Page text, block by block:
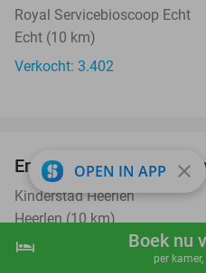
shopping_cart
hotel Boek nu
per
Royal Servicebioscoop Echt
Echt (10 km)
Verkocht: 3.402
Entreeticket voor
Kinderstad Heerlen
Heerlen (10 km)
Verkocht: 10.414
OPEN IN APP close